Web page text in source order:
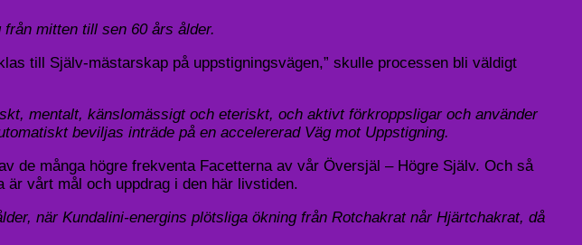
mitten till sen 60 års ålder.
till Själv-mästarskap på uppstigningsvägen,” skulle processen bli väldigt
mentalt, känslomässigt och eteriskt, och aktivt förkroppsligar och använder
beviljas inträde på en accelererad Väg mot Uppstigning.
de många högre frekventa Facetterna av vår Översjäl – Högre Själv. Och så
vårt mål och uppdrag i den här livstiden.
när Kundalini-energins plötsliga ökning från Rotchakrat når Hjärtchakrat, då